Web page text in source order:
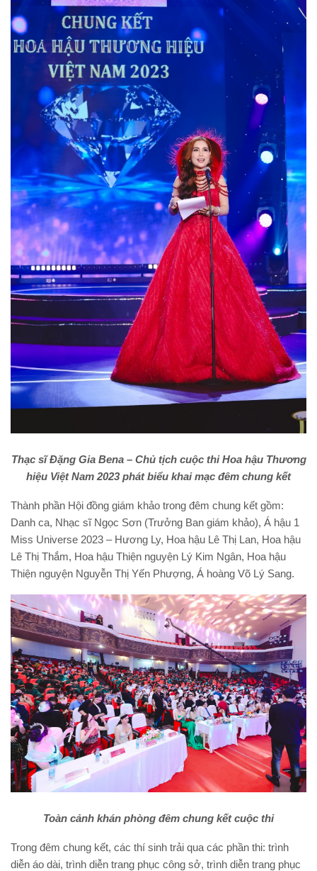
Thạc sĩ Đặng Gia Bena – Chủ tịch cuộc thi Hoa hậu Thương
hiệu Việt Nam 2023 phát biểu khai mạc đêm chung kết
Thành phần Hội đồng giám khảo trong đêm chung kết gồm:
Danh ca, Nhạc sĩ Ngọc Sơn (Trưởng Ban giám khảo), Á hậu 1
Miss Universe 2023 – Hương Ly, Hoa hậu Lê Thị Lan, Hoa hậu
Lê Thị Thắm, Hoa hậu Thiện nguyện Lý Kim Ngân, Hoa hậu
Thiện nguyện Nguyễn Thị Yến Phượng, Á hoàng Võ Lý Sang.
Toàn cảnh khán phòng đêm chung kết cuộc thi
Trong đêm chung kết, các thí sinh trải qua các phần thi: trình
diễn áo dài, trình diễn trang phục công sở, trình diễn trang phục